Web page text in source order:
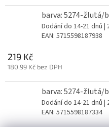
barva: 5274-žlutá/
Dodání do 14-21 dnů |
EAN: 5715598187938
219 Kč
180,99 Kč bez DPH
barva: 5274-žlutá/
Dodání do 14-21 dnů |
EAN: 5715598187334